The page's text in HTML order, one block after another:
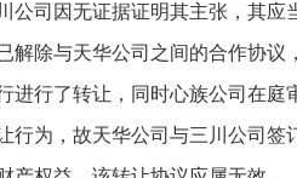
公司因无证据证明其主张，其应
解除与天华公司之间的合作协议
进行了转让，同时心族公司在庭
行为，故天华公司与三川公司签